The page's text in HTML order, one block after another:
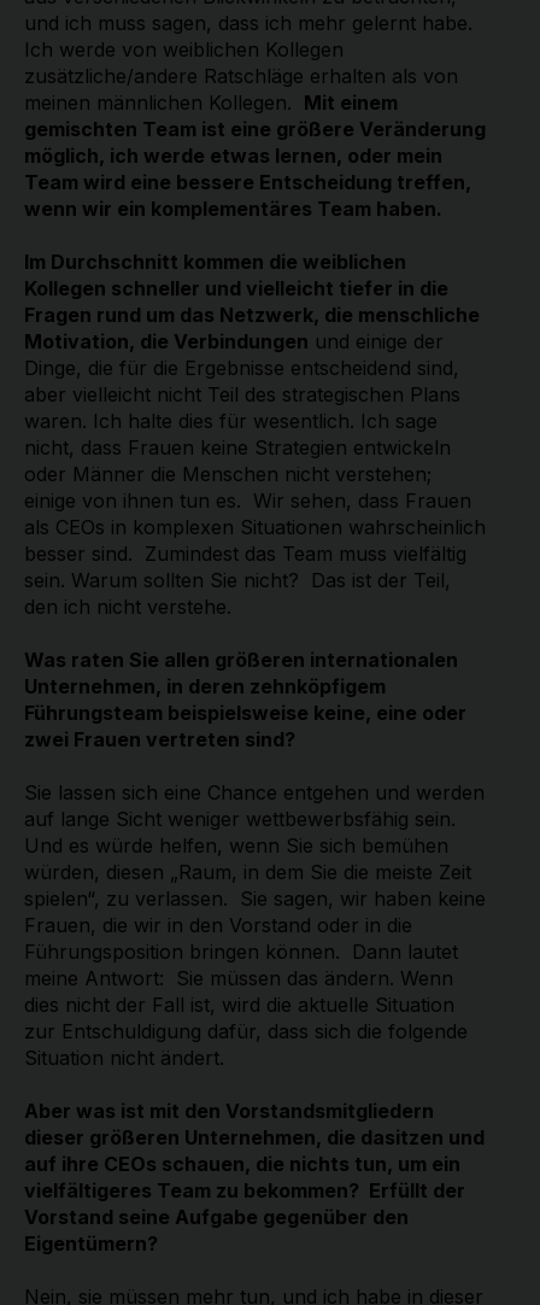
und ich muss sagen, dass ich mehr gelernt habe.
Ich werde von weiblichen Kollegen
zusätzliche/andere Ratschläge erhalten als von
meinen männlichen Kollegen. Mit einem
gemischten Team ist eine größere Veränderung
möglich, ich werde etwas lernen, oder mein
Team wird eine bessere Entscheidung treffen,
wenn wir ein komplementäres Team haben.
Im Durchschnitt kommen die weiblichen
Kollegen schneller und vielleicht tiefer in die
Fragen rund um das Netzwerk, die menschliche
Motivation, die Verbindungen und einige der
Dinge, die für die Ergebnisse entscheidend sind,
aber vielleicht nicht Teil des strategischen Plans
waren. Ich halte dies für wesentlich. Ich sage
nicht, dass Frauen keine Strategien entwickeln
oder Männer die Menschen nicht verstehen;
einige von ihnen tun es. Wir sehen, dass Frauen
als CEOs in komplexen Situationen wahrscheinlich
besser sind. Zumindest das Team muss vielfältig
sein. Warum sollten Sie nicht? Das ist der Teil,
den ich nicht verstehe.
Was raten Sie allen größeren internationalen
Unternehmen, in deren zehnköpfigem
Führungsteam beispielsweise keine, eine oder
zwei Frauen vertreten sind?
Sie lassen sich eine Chance entgehen und werden
auf lange Sicht weniger wettbewerbsfähig sein.
Und es würde helfen, wenn Sie sich bemühen
würden, diesen „Raum, in dem Sie die meiste Zeit
spielen“, zu verlassen. Sie sagen, wir haben keine
Frauen, die wir in den Vorstand oder in die
Führungsposition bringen können. Dann lautet
meine Antwort: Sie müssen das ändern. Wenn
dies nicht der Fall ist, wird die aktuelle Situation
zur Entschuldigung dafür, dass sich die folgende
Situation nicht ändert.
Aber was ist mit den Vorstandsmitgliedern
dieser größeren Unternehmen, die dasitzen und
auf ihre CEOs schauen, die nichts tun, um ein
vielfältigeres Team zu bekommen? Erfüllt der
Vorstand seine Aufgabe gegenüber den
Eigentümern?
Nein, sie müssen mehr tun, und ich habe in dieser